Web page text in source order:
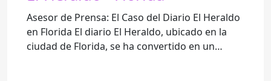
Asesor de Prensa: El Caso del Diario El Heraldo
en Florida El diario El Heraldo, ubicado en la
ciudad de Florida, se ha convertido en un